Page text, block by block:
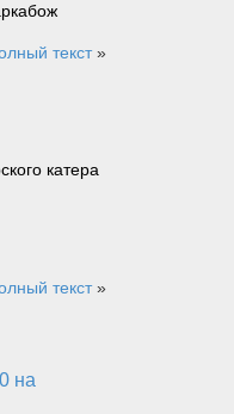
текст»
катера
текст»